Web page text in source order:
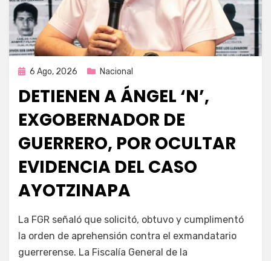
Publicada
6 Ago, 2026 Nacional
DETIENEN A ÁNGEL ‘N’,
EXGOBERNADOR DE
GUERRERO, POR OCULTAR
EVIDENCIA DEL CASO
AYOTZINAPA
porFernando Miranda Servín
La FGR señaló que solicitó, obtuvo y cumplimentó
la orden de aprehensión contra el exmandatario
guerrerense. La Fiscalía General de la